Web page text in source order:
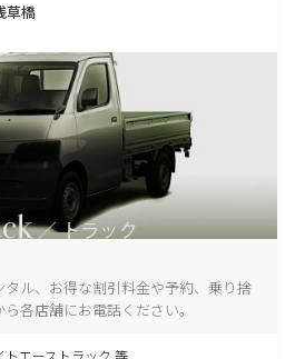
草橋
タル、お得な割引料金や予約、乗り捨
各店舗にお電話ください。
トエーストラック 等